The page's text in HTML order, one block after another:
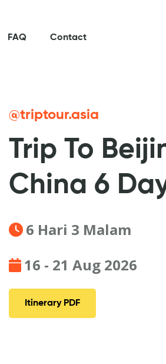
FAQ Contact
@triptour.asia
Trip To
China 6
6 Hari 3 Malam
16 - 21 Aug 2026
Itinerary PDF